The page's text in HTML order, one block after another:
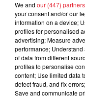
We and our (447) partners
your consent and/or our
information on a device;
profiles for personalised
advertising; Measure
performance;
of data from different
profiles to personalise
content; Use limited data
detect fraud, and fix
Save and communicate